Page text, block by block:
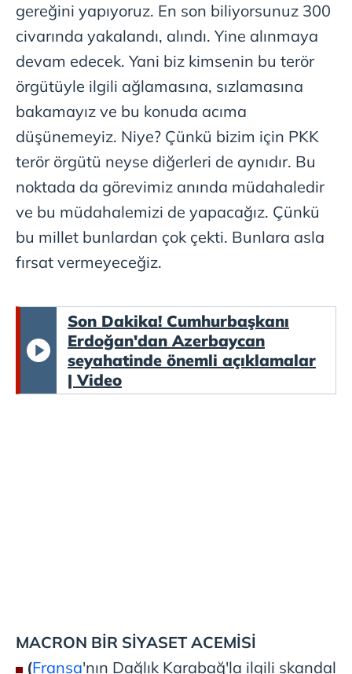
gereğini yapıyoruz. En son biliyorsunuz 300
civarında yakalandı, alındı. Yine alınmaya
devam edecek. Yani biz kimsenin bu terör
örgütüyle ilgili ağlamasına, sızlamasına
bakamayız ve bu konuda acıma
düşünemeyiz. Niye? Çünkü bizim için PKK
terör örgütü neyse diğerleri de aynıdır. Bu
noktada da görevimiz anında müdahaledir
ve bu müdahalemizi de yapacağız. Çünkü
bu millet bunlardan çok çekti. Bunlara asla
fırsat vermeyeceğiz.
Son Dakika! Cumhurbaşkanı
Erdoğan'dan Azerbaycan
seyahatinde önemli açıklamalar
| Video
MACRON BİR SİYASET ACEMİSİ
(Fransa'nın Dağlık Karabağ'la ilgili skandal